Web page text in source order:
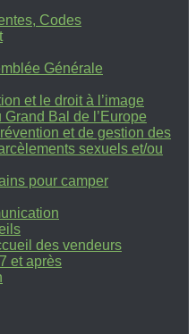
Codes
Générale
et le droit à l’image
Grand Bal de l’Europe
et de gestion des
sexuels et/ou
pour camper
des vendeurs
et après